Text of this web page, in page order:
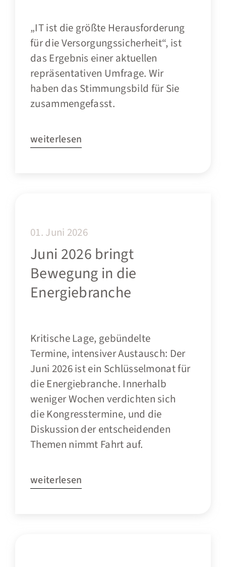
„IT ist die größte Herausforderung
für die Versorgungssicherheit“, ist
das Ergebnis einer aktuellen
repräsentativen Umfrage. Wir
haben das Stimmungsbild für Sie
zusammengefasst.
weiterlesen
01. Juni 2026
Juni 2026 bringt
Bewegung in die
Energiebranche
Kritische Lage, gebündelte
Termine, intensiver Austausch: Der
Juni 2026 ist ein Schlüsselmonat für
die Energiebranche. Innerhalb
weniger Wochen verdichten sich
die Kongresstermine, und die
Diskussion der entscheidenden
Themen nimmt Fahrt auf.
weiterlesen